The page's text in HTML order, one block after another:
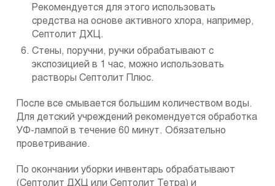
Рекомендуется для этого использовать
средства на основе активного хлора, например,
Септолит ДХЦ.
Стены, поручни, ручки обрабатывают с
экспозицией в 1 час, можно использовать
растворы Септолит Плюс.
После все смывается большим количеством воды.
Для детский учреждений рекомендуется обработка
УФ-лампой в течение 60 минут. Обязательно
проветривание.
По окончании уборки инвентарь обрабатывают
(Септолит ДХЦ или Септолит Тетра) и